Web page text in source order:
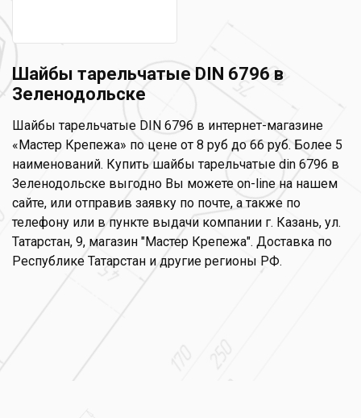
Шайбы тарельчатые DIN 6796 в
Зеленодольске
Шайбы тарельчатые DIN 6796 в интернет-магазине
«Мастер Крепежа» по цене от 8 руб до 66 руб. Более 5
наименований. Купить шайбы тарельчатые din 6796 в
Зеленодольске выгодно Вы можете on-line на нашем
сайте, или отправив заявку по почте, а также по
телефону или в пункте выдачи компании г. Казань, ул.
Татарстан, 9, магазин "Мастер Крепежа". Доставка по
Республике Татарстан и другие регионы РФ.